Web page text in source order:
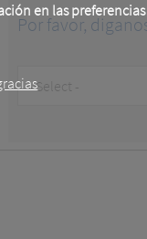
en las
Por favor,
Customer
Type